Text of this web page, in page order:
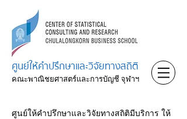
ศูนย์ให้คำปรึกษาและวิจัยทางสถิติ
คณะพาณิชยศาสตร์และการบัญชี จุฬาฯ
ศูนย์ให้คำปรึกษาและวิจัยทางสถิติมีบริการ ให้